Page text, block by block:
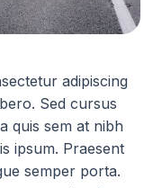
adipiscing
Sed cursus
quis sem at nibh
ipsum. Praesent
semper porta.